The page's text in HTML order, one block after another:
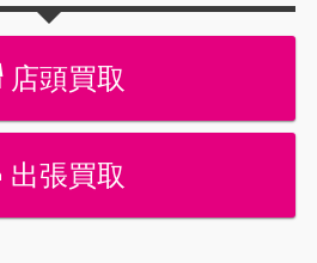
店頭買取
出張買取